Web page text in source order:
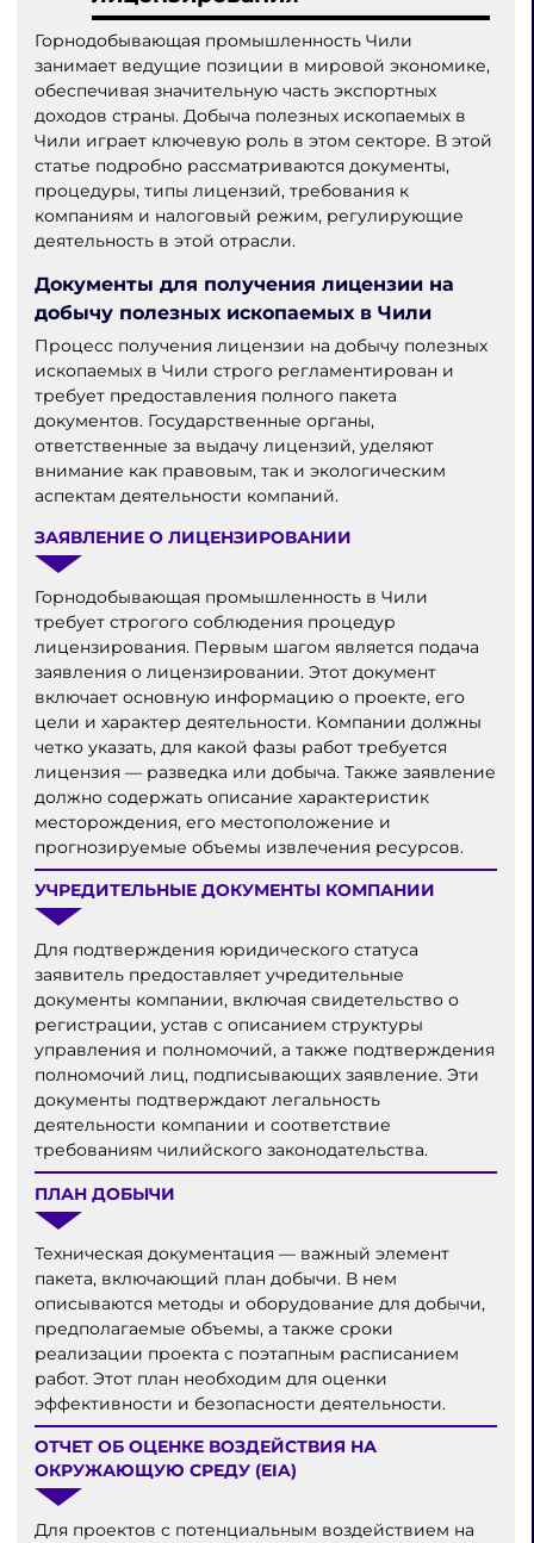
Горнодобывающая промышленность Чили
занимает ведущие позиции в мировой экономике,
обеспечивая значительную часть экспортных
доходов страны. Добыча полезных ископаемых в
Чили играет ключевую роль в этом секторе. В этой
статье подробно рассматриваются документы,
процедуры, типы лицензий, требования к
компаниям и налоговый режим, регулирующие
деятельность в этой отрасли.
Документы для получения лицензии на
добычу полезных ископаемых в Чили
Процесс получения лицензии на добычу полезных
ископаемых в Чили строго регламентирован и
требует предоставления полного пакета
документов. Государственные органы,
ответственные за выдачу лицензий, уделяют
внимание как правовым, так и экологическим
аспектам деятельности компаний.
ЗАЯВЛЕНИЕ О ЛИЦЕНЗИРОВАНИИ
Горнодобывающая промышленность в Чили
требует строгого соблюдения процедур
лицензирования. Первым шагом является подача
заявления о лицензировании. Этот документ
включает основную информацию о проекте, его
цели и характер деятельности. Компании должны
четко указать, для какой фазы работ требуется
лицензия — разведка или добыча. Также заявление
должно содержать описание характеристик
месторождения, его местоположение и
прогнозируемые объемы извлечения ресурсов.
УЧРЕДИТЕЛЬНЫЕ ДОКУМЕНТЫ КОМПАНИИ
Для подтверждения юридического статуса
заявитель предоставляет учредительные
документы компании, включая свидетельство о
регистрации, устав с описанием структуры
управления и полномочий, а также подтверждения
полномочий лиц, подписывающих заявление. Эти
документы подтверждают легальность
деятельности компании и соответствие
требованиям чилийского законодательства.
ПЛАН ДОБЫЧИ
Техническая документация — важный элемент
пакета, включающий план добычи. В нем
описываются методы и оборудование для добычи,
предполагаемые объемы, а также сроки
реализации проекта с поэтапным расписанием
работ. Этот план необходим для оценки
эффективности и безопасности деятельности.
ОТЧЕТ ОБ ОЦЕНКЕ ВОЗДЕЙСТВИЯ НА
ОКРУЖАЮЩУЮ СРЕДУ (EIA)
Для проектов с потенциальным воздействием на